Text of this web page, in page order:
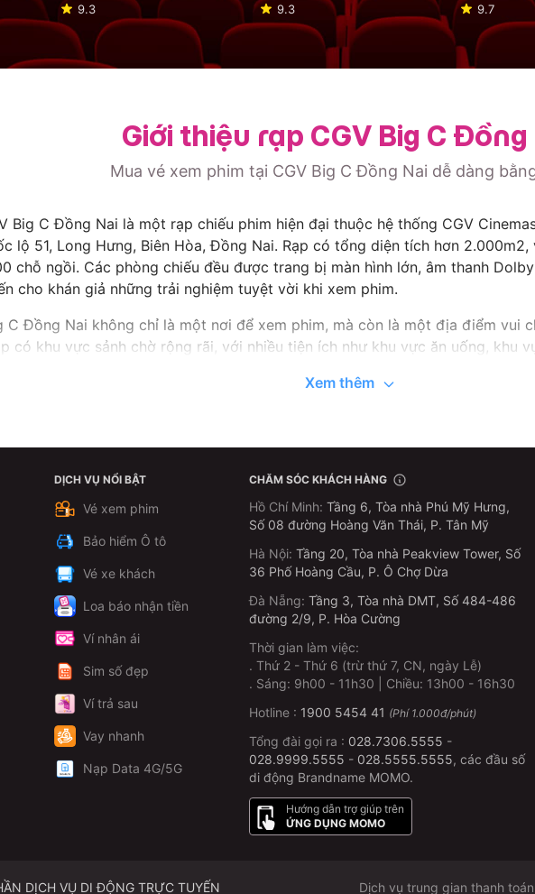
9.3
9.3
9.7
Giới thiệu rạp CGV Big C Đồng
Mua vé xem phim tại CGV Big C Đồng Nai dễ dàng
Big C Đồng Nai là một rạp chiếu phim hiện đại thuộc hệ thống CGV
lộ 51, Long Hưng, Biên Hòa, Đồng Nai. Rạp có tổng diện tích hơn
chỗ ngồi. Các phòng chiếu đều được trang bị màn hình lớn, âm thanh
cho khán giả những trải nghiệm tuyệt vời khi xem phim.
C Đồng Nai không chỉ là một nơi để xem phim, mà còn là một địa điểm vui
có khu vực sảnh chờ rộng rãi, với nhiều tiện ích như khu vực ăn uống, khu
vời. Bạn cũng có thể tìm thấy những chương trình khuyến mãi hấp dẫn,
Big C Đồng Nai là địa điểm lý tưởng để bạn thư giãn và giải trí cùng gia
C Đồng Nai mở cửa lúc nào?
08:00–22:00, nhưng, ngày lễ có thể thay đổi theo suất chiếu. Vui lòng
(theo suất đầu/cuối)
CGV Big C Đồng Nai:
Thời gian
Thành viên CGV
Young
Con
nít
Người
già
3/5 Ca chiếu đầu 60K 60K
60K
75K 75K 75K
Xem thêm
DỊCH VỤ NỔI BẬT
Vé xem phim
Bảo hiểm Ô tô
Vé xe khách
Loa báo nhận tiền
Ví nhân ái
Sim số đẹp
Ví trả sau
Vay nhanh
Nạp Data 4G/5G
CHĂM SÓC KHÁCH HÀNG
Hồ Chí Minh: Tầng 6, Tòa nhà Phú Mỹ Hưng,
Số 08 đường Hoàng Văn Thái, P. Tân Mỹ
Hà Nội: Tầng 20, Tòa nhà Peakview Tower, Số
36 Phố Hoàng Cầu, P. Ô Chợ Dừa
Đà Nẵng: Tầng 3, Tòa nhà DMT, Số 484-486
đường 2/9, P. Hòa Cường
Thời gian làm việc:
. Thứ 2 - Thứ 6 (trừ thứ 7, CN, ngày Lễ)
. Sáng: 9h00 - 11h30 | Chiều: 13h00 - 16h30
Hotline : 1900 5454 41 (Phí 1.000đ/phút)
Tổng đài gọi ra : 028.7306.5555 -
028.9999.5555 - 028.5555.5555, các đầu số
di động Brandname MOMO.
Hướng dẫn trợ giúp trên
ỨNG DỤNG MOMO
DỊCH VỤ DI ĐỘNG TRỰC TUYẾN Dịch vụ trung gian thanh